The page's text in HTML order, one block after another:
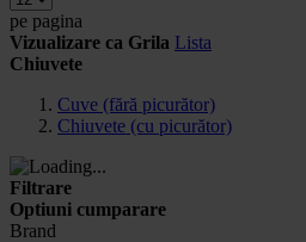
pe pagina
Vizualizare ca Grila Lista
Chiuvete
Cuve (fără picurător)
Chiuvete (cu picurător)
Filtrare
Optiuni cumparare
Brand